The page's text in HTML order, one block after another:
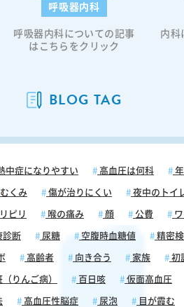
呼吸器内科
呼吸器内科についての記事
はこちらをクリック
内科
BLOG TAG
中症になりやすい 高血圧は何科
むくみ 傷が治りにくい 夜中のトイ
ピリ 喉の痛み 顔 公費
診断 尿糖 空腹時血糖値 精密
高齢者 向き合う 家族 初
りんご病） 百日咳 仮面高血圧
高血圧性脳症 尿泡 目が霞む